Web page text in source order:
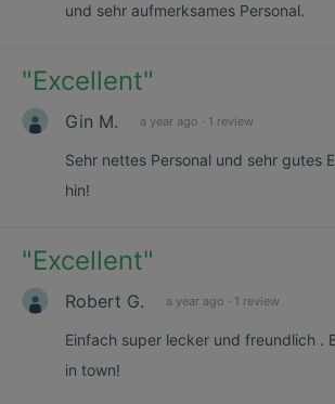
und sehr aufmerksames Personal.
"Excellent"
Gin M. a year ago · 1 review
Sehr nettes Personal und sehr gutes
hin!
"Excellent"
Robert G. a year ago · 1 review
Einfach super lecker und freundlich .
in town!